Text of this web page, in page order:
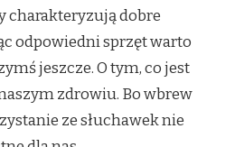
charakteryzują dobre
odpowiedni sprzęt warto
jeszcze. O tym, co jest
zdrowiu. Bo wbrew
ze słuchawek nie